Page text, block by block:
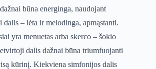
būna energinga, naudojant
– lėta ir melodinga, apmąstanti.
yra menuetas arba skerco – šokio
dalis dažnai būna triumfuojanti
kūrinį. Kiekviena simfonijos dalis